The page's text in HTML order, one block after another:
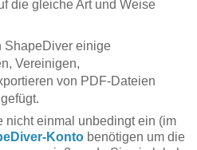
die gleiche Art und Weise
ShapeDiver einige
Vereinigen,
von PDF-Dateien
nicht einmal unbedingt ein (im
Konto benötigen um die